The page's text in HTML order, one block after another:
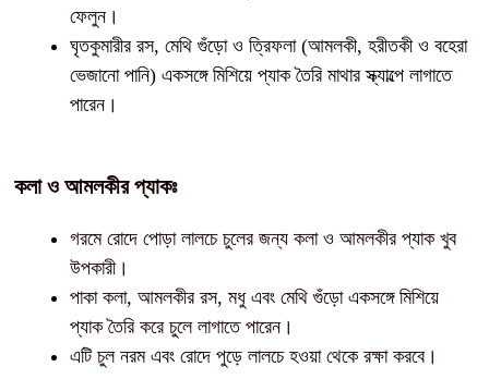
ফেলুন।
ঘৃতকুমারীর রস, মেথি গুঁড়ো ও ত্রিফলা (আমলকী, হরীতকী ও বহেরা
ভেজানো পানি) একসঙ্গে মিশিয়ে প্যাক তৈরি মাথার স্ক্যাল্পে লাগাতে
পারেন।
কলা ও আমলকীর প্যাকঃ
গরমে রোদে পোড়া লালচে চুলের জন্য কলা ও আমলকীর প্যাক খুব
উপকারী।
পাকা কলা, আমলকীর রস, মধু এবং মেথি গুঁড়ো একসঙ্গে মিশিয়ে
প্যাক তৈরি করে চুলে লাগাতে পারেন।
এটি চুল নরম এবং রোদে পুড়ে লালচে হওয়া থেকে রক্ষা করবে।